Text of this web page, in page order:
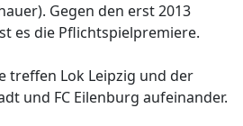
Gegen den erst 2013
es die Pflichtspielpremiere.
treffen Lok Leipzig und der
und FC Eilenburg aufeinander.